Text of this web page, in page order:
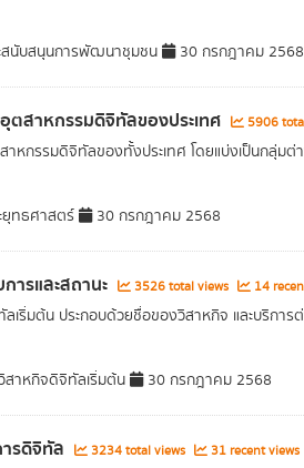
สนับสนุนการพัฒนาชุมชน 30 กรกฎาคม 2568
สาหกรรมดิจิทัลของประเทศ 5906
หกรรมดิจิทัลของทั้งประเทศ โดยแบ่งเป็นกลุ่มต่
ยุทธศาสตร์ 30 กรกฎาคม 2568
ารและสถานะ 3526 total views 14
เริ่มต้น ประกอบด้วยชื่อของวิสาหกิจ และบริการ
าหกิจดิจิทัลเริ่มต้น 30 กรกฎาคม 2568
รดิจิทัล 3234 total views 31 recent views